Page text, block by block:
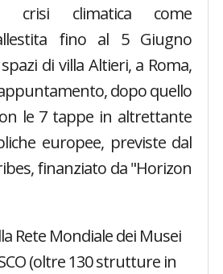
crisi climatica come
fino al 5 Giugno
di villa Altieri, a Roma,
dopo quello
le 7 tappe in altrettante
europee, previste dal
finanziato da "Horizon
Rete Mondiale dei Musei
(oltre 130 strutture in